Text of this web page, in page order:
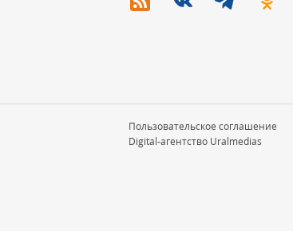
Пользовательское соглашение
Digital-агентство Uralmedias